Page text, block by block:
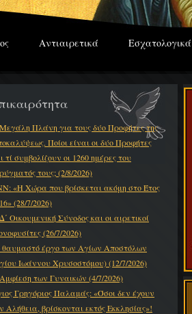
Αντιαιρετικά Εσχατολογικά
Πλάνη για τους δύο Προφήτες της
Ποίοι είναι οι δύο Προφήτες
τί συμβολίζουν οι 1260 ημέρες του
τους; (2/8/2026)
«Η Χώρα που βρίσκεται ακόμη στο Έτος
(28/7/2026)
Οικουμενική Σύνοδος και οι αιρετικοί
(26/7/2026)
θαυμαστό έργο των Αγίων Αποστόλων
Ιωάννου Χρυσοστόμου) (12/7/2026)
των Γυναικών (4/7/2026)
Γρηγόριος Παλαμάς: «Όσοι δεν έχουν
Αλήθεια, βρίσκονται εκτός Εκκλησίας»!